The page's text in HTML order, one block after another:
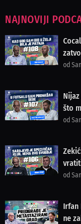
NAJNOVIJI
od
što
od
od
Irfan
ne